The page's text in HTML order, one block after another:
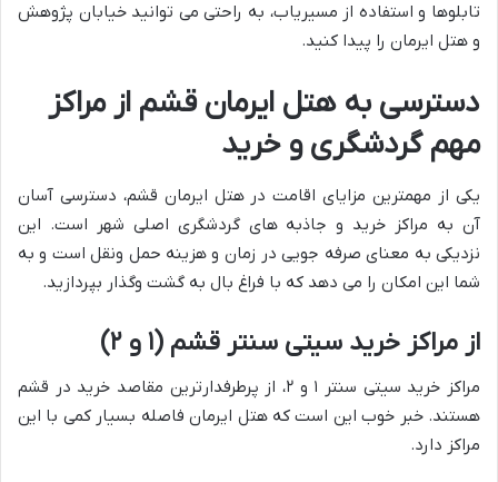
تابلوها و استفاده از مسیریاب، به راحتی می توانید خیابان پژوهش
و هتل ایرمان را پیدا کنید.
دسترسی به هتل ایرمان قشم از مراکز
مهم گردشگری و خرید
یکی از مهمترین مزایای اقامت در هتل ایرمان قشم، دسترسی آسان
آن به مراکز خرید و جاذبه های گردشگری اصلی شهر است. این
نزدیکی به معنای صرفه جویی در زمان و هزینه حمل ونقل است و به
شما این امکان را می دهد که با فراغ بال به گشت وگذار بپردازید.
از مراکز خرید سیتی سنتر قشم (۱ و ۲)
مراکز خرید سیتی سنتر ۱ و ۲، از پرطرفدارترین مقاصد خرید در قشم
هستند. خبر خوب این است که هتل ایرمان فاصله بسیار کمی با این
مراکز دارد.